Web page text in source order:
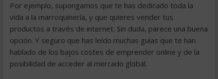
Por ejemplo, supongamos que te has dedicado toda la
vida a la marroquinería, y que quieres vender tus
productos a través de internet. Sin duda, parece una buena
opción. Y seguro que has leído muchas guías que te han
hablado de los bajos costes de emprender online y de la
posibilidad de acceder al mercado global.